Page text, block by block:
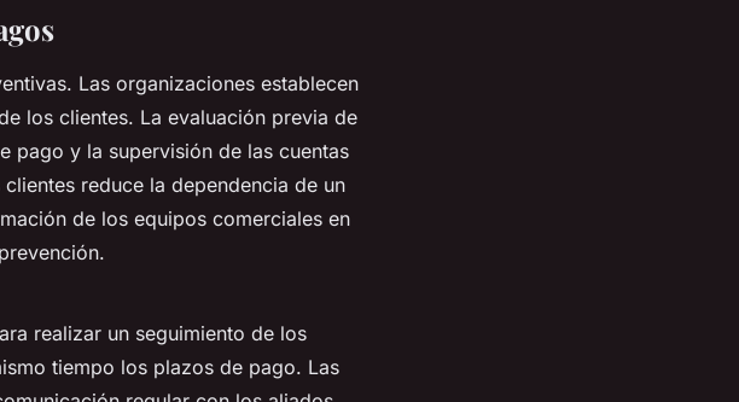
Las organizaciones establecen
los clientes. La evaluación previa de
pago y la supervisión de las cuentas
reduce la dependencia de un
de los equipos comerciales en
realizar un seguimiento de los
tiempo los plazos de pago. Las